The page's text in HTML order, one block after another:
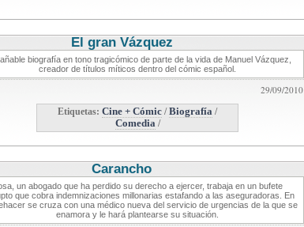
El gran Vázquez
biografía en tono tragicómico de parte de la vida de Manuel Vázquez,
creador de títulos míticos dentro del cómic español.
29/09/2010
Etiquetas: Cine + Cómic /Biografía /
Comedia/
Carancho
un abogado que ha perdido su derecho a ejercer, trabaja en un bufete
que cobra indemnizaciones millonarias estafando a las aseguradoras. En
se cruza con una médico nueva del servicio de urgencias de la que se
enamora y le hará plantearse su situación.